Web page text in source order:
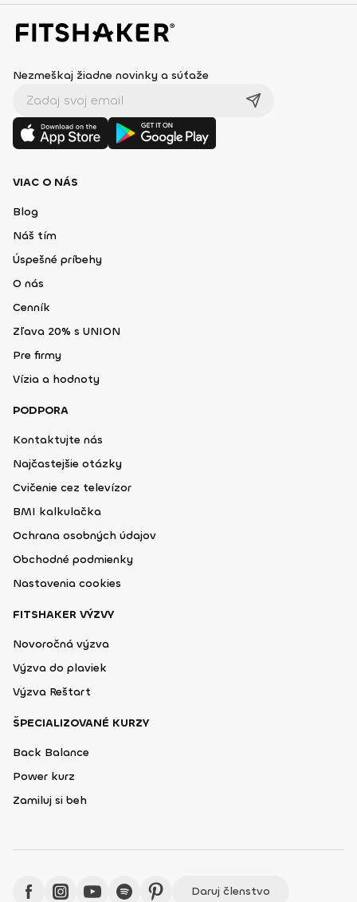
Nezmeškaj žiadne novinky a súťaže
VIAC O NÁS
Blog
Náš tím
Úspešné príbehy
O nás
Cenník
Zľava 20% s UNION
Pre firmy
Vízia a hodnoty
PODPORA
Kontaktujte nás
Najčastejšie otázky
Cvičenie cez televízor
BMI kalkulačka
Ochrana osobných údajov
Obchodné podmienky
Nastavenia cookies
FITSHAKER VÝZVY
Novoročná výzva
Výzva do plaviek
Výzva Reštart
ŠPECIALIZOVANÉ KURZY
Back Balance
Power kurz
Zamiluj si beh
Daruj členstvo